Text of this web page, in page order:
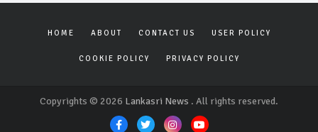
HOME ABOUT CONTACT US USER POLICY
COOKIE POLICY PRIVACY POLICY
Copyrights © 2026 Lankasri News . All rights reserved.